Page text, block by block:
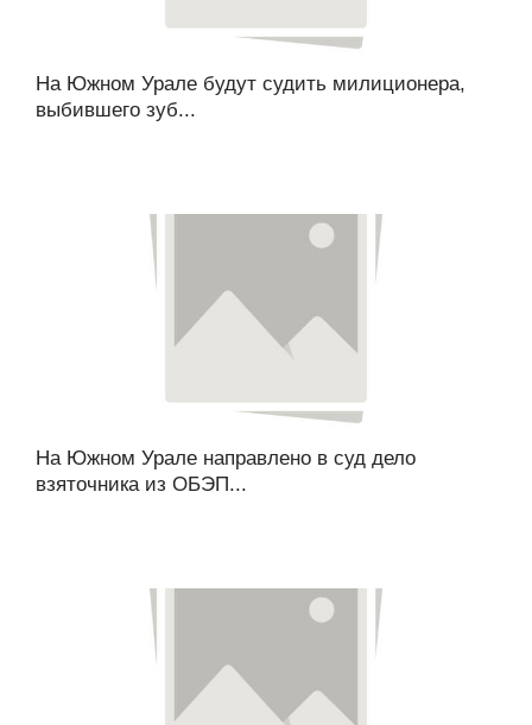
На Южном Урале будут судить милиционера,
выбившего зуб...
На Южном Урале направлено в суд дело
взяточника из ОБЭП...